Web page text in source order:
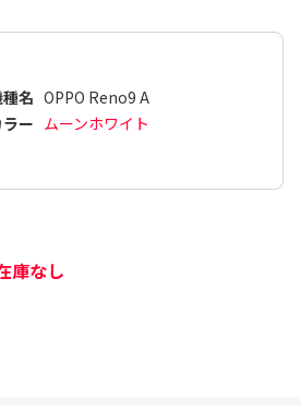
名 OPPO Reno9 A
ラー ムーンホワイト
庫なし